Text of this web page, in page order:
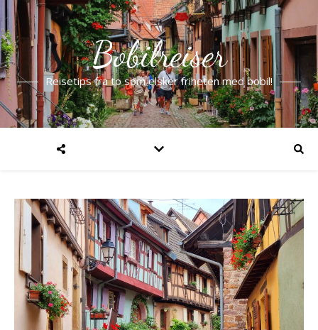
Bobilreiser
Reisetips fra to som elsker friheten med bobil!